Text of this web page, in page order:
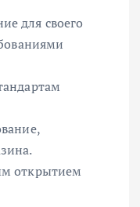
для своего
открытием